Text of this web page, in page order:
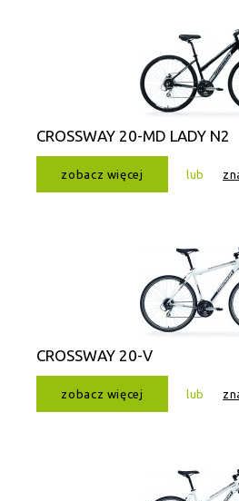
CROSSWAY 20-MD LADY N2
zobacz więcej lub
CROSSWAY 20-V
zobacz więcej lub